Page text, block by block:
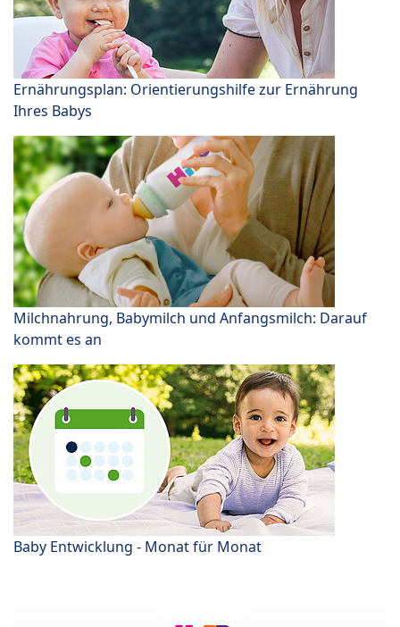
Ernährungsplan: Orientierungshilfe zur Ernährung
Ihres Babys
Milchnahrung, Babymilch und Anfangsmilch: Darauf
kommt es an
Baby Entwicklung - Monat für Monat